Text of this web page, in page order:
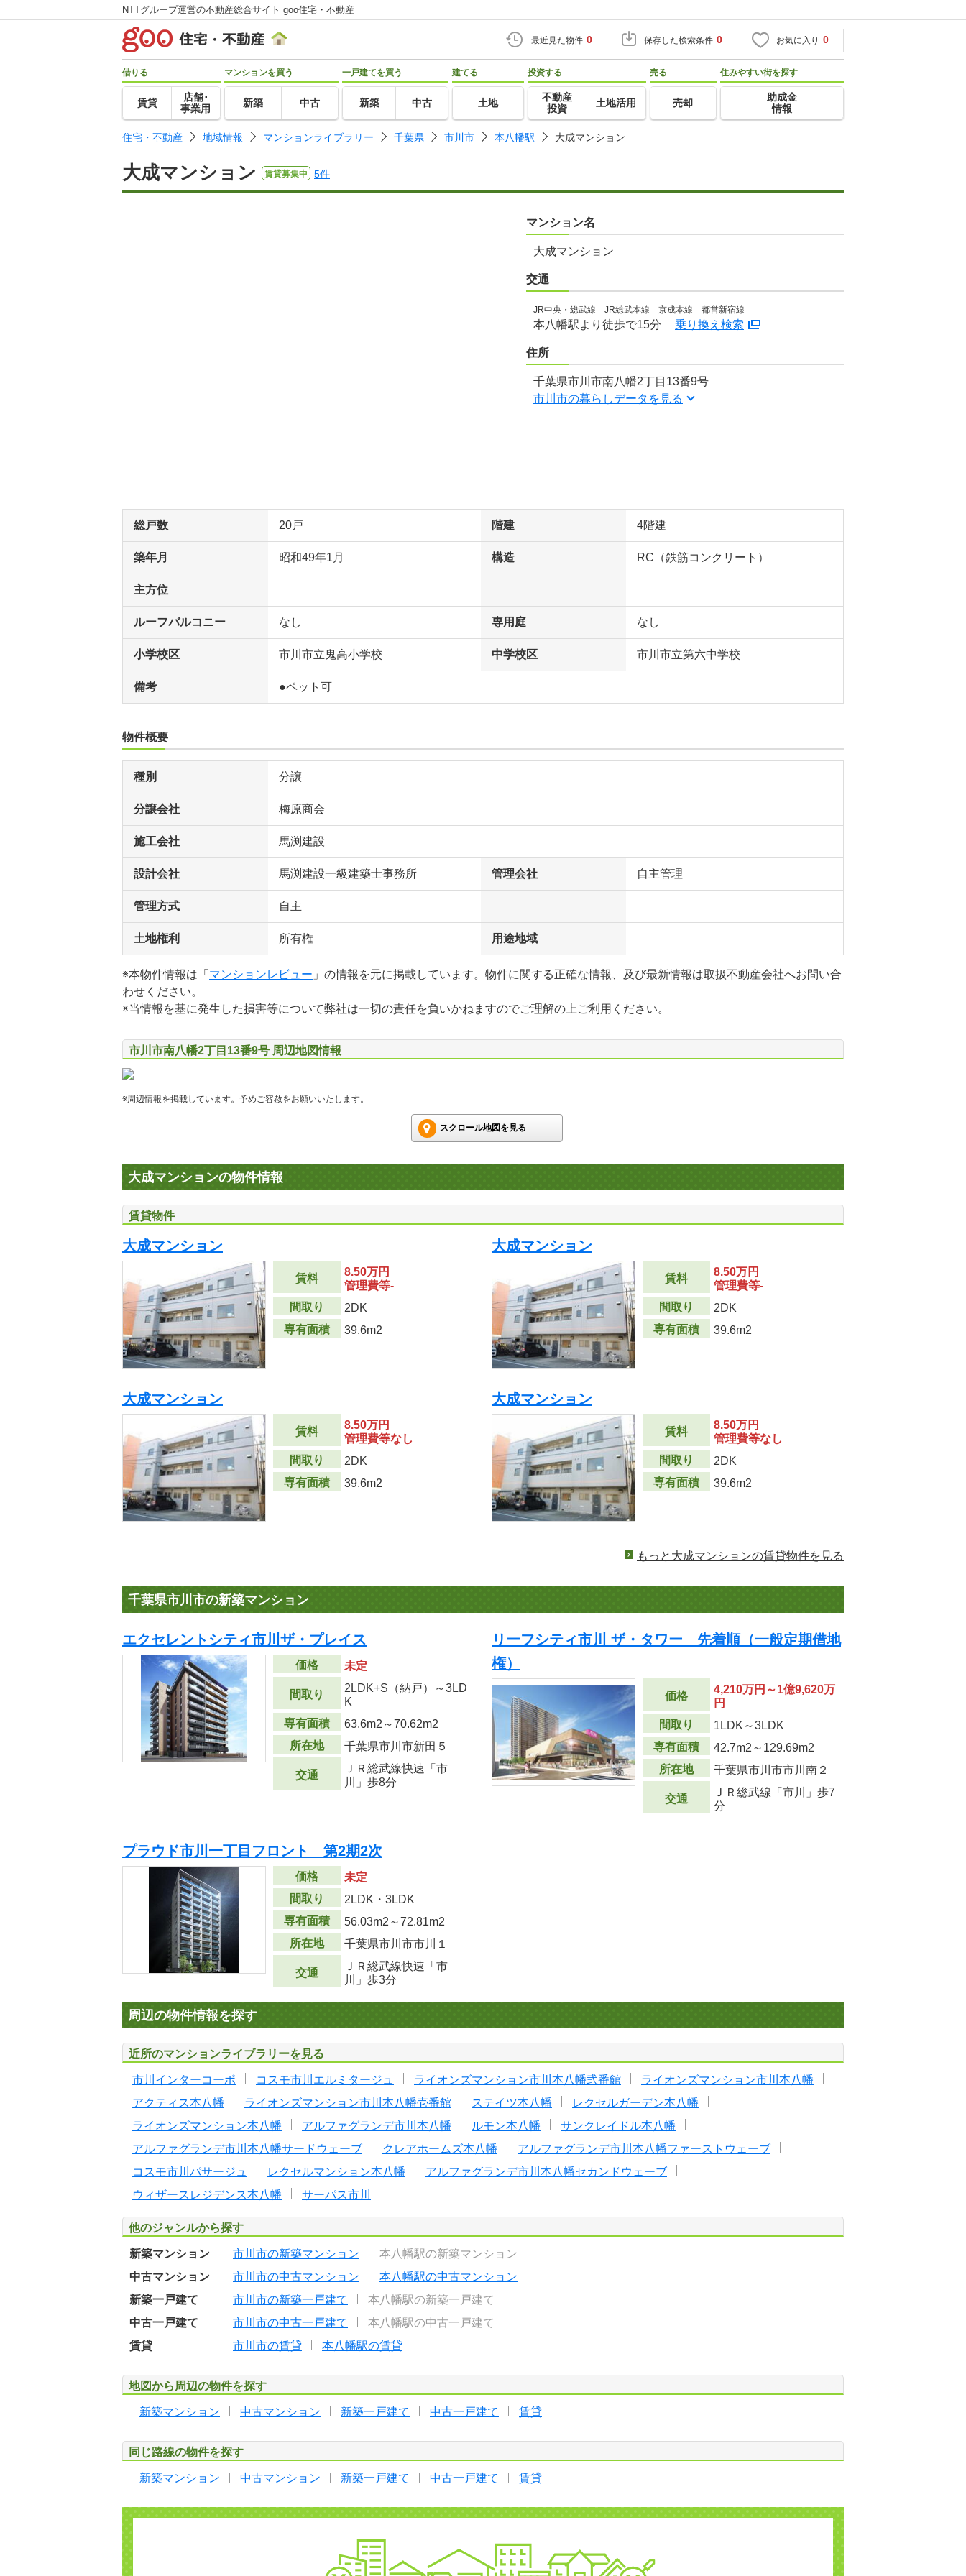
NTTグループ運営の不動産総合サイト goo住宅・不動産
最近見た物件 0 保存した検索条件 0 お気に入り 0
借りる
賃貸
店舗･
事業用
マンションを買う
新築 中古
一戸建てを買う
新築 中古
建てる
土地
投資する
不動産
投資
土地活用
売る
売却
住みやすい街を探す
助成金
情報
住宅・不動産 地域情報 マンションライブラリー 千葉県 市川市 本八幡駅 大成マンション
大成マンション 賃貸募集中 5件
マンション名
大成マンション
交通
JR中央・総武線 JR総武本線 京成本線 都営新宿線
本八幡駅より徒歩で15分 乗り換え検索
住所
千葉県市川市南八幡2丁目13番9号
市川市の暮らしデータを見る
総戸数 20戸 階建 4階建
築年月 昭和49年1月 構造 RC（鉄筋コンクリート）
主方位
ルーフバルコニー なし 専用庭 なし
小学校区 市川市立鬼高小学校 中学校区 市川市立第六中学校
備考 ●ペット可
物件概要
種別 分譲
分譲会社 梅原商会
施工会社 馬渕建設
設計会社 馬渕建設一級建築士事務所 管理会社 自主管理
管理方式 自主
土地権利 所有権 用途地域
※本物件情報は「 マンションレビュー 」の情報を元に掲載しています。物件に関する正確な情報、及び最新情報は取扱不動産会社へお問い合
わせください。
※当情報を基に発生した損害等について弊社は一切の責任を負いかねますのでご理解の上ご利用ください。
市川市南八幡2丁目13番9号 周辺地図情報
※周辺情報を掲載しています。予めご容赦をお願いいたします。
スクロール地図を見る
大成マンションの物件情報
賃貸物件
大成マンション
賃料
8.50万円
管理費等-
間取り
2DK
専有面積
39.6m2
大成マンション
賃料
8.50万円
管理費等-
間取り
2DK
専有面積
39.6m2
大成マンション
賃料
8.50万円
管理費等なし
間取り
2DK
専有面積
39.6m2
大成マンション
賃料
8.50万円
管理費等なし
間取り
2DK
専有面積
39.6m2
もっと大成マンションの賃貸物件を見る
千葉県市川市の新築マンション
エクセレントシティ市川ザ・プレイス
価格 未定
間取り
2LDK+S（納戸）～3LD
K
専有面積
63.6m2 ～70.62m2
所在地
千葉県市川市新田５
交通
ＪＲ総武線快速「市
川」歩8分
リーフシティ市川 ザ・タワー 先着順（一般定期借地
権）
価格
4,210万円～1億9,620万
円
間取り
1LDK～3LDK
専有面積
42.7m2 ～129.69m2
所在地
千葉県市川市市川南２
交通
ＪＲ総武線「市川」歩7
分
プラウド市川一丁目フロント 第2期2次
価格
未定
間取り
2LDK・3LDK
専有面積
56.03m2 ～72.81m2
所在地
千葉県市川市市川１
交通
ＪＲ総武線快速「市
川」歩3分
周辺の物件情報を探す
近所のマンションライブラリーを見る
市川インターコーポ コスモ市川エルミタージュ ライオンズマンション市川本八幡弐番館
ライオンズマンション市川本八幡
アクティス本八幡
ライオンズマンション市川本八幡壱番館 ステイツ本八幡
レクセルガーデン本八幡
ライオンズマンション本八幡
アルファグランデ市川本八幡 ルモン本八幡
サンクレイドル本八幡
アルファグランデ市川本八幡サードウェーブ
クレアホームズ本八幡
アルファグランデ市川本八幡ファーストウェーブ
コスモ市川パサージュ
レクセルマンション本八幡
アルファグランデ市川本八幡セカンドウェーブ
ウィザースレジデンス本八幡
サーパス市川
他のジャンルから探す
新築マンション 市川市の新築マンション
本八幡駅の新築マンション
中古マンション
市川市の中古マンション
本八幡駅の中古マンション
新築一戸建て
市川市の新築一戸建て
本八幡駅の新築一戸建て
中古一戸建て
市川市の中古一戸建て
本八幡駅の中古一戸建て
賃貸
市川市の賃貸 本八幡駅の賃貸
地図から周辺の物件を探す
新築マンション 中古マンション 新築一戸建て 中古一戸建て 賃貸
同じ路線の物件を探す
新築マンション 中古マンション 新築一戸建て 中古一戸建て 賃貸